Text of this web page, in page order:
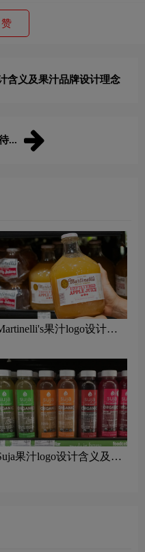
赞
含义及果汁品牌设计理念
...
果汁logo设计含
果汁logo设计含义及果